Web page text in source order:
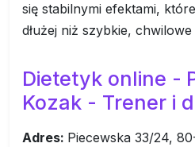
się stabilnymi efektami,
dłużej niż szybkie, chwilowe
Dietetyk online -
Kozak - Trener i
Adres: Piecewska 33/24,